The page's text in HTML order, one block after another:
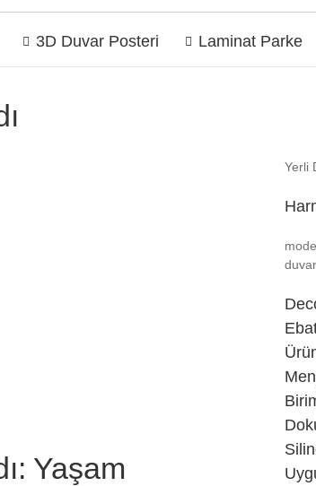
3D Duvar Posteri Laminat Parke
Yaşam
Yerli